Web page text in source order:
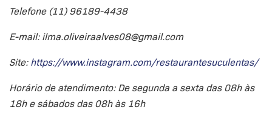
Telefone (11) 96189-4438
E-mail: ilma.oliveiraalves08@gmail.com
Site: https://www.instagram.com/restaurantesuculentas/
Horário de atendimento: De segunda a sexta das 08h às
18h e sábados das 08h às 16h